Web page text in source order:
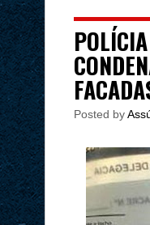
Posted by